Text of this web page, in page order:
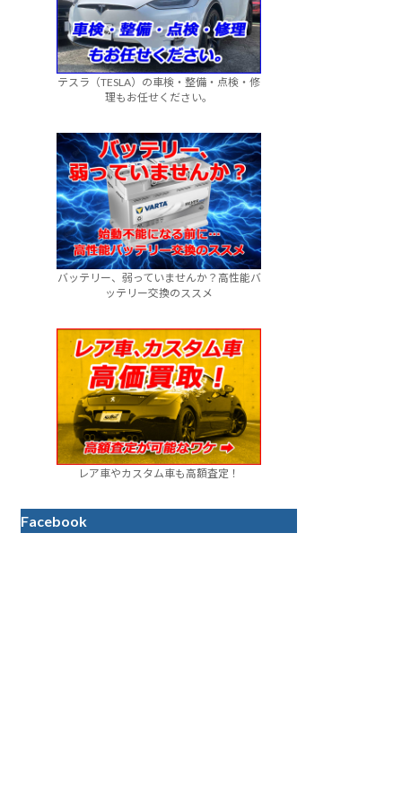
テスラ（TESLA）の車検・整備・点検・修
理もお任せください。
バッテリー、弱っていませんか？高性能バ
ッテリー交換のススメ
レア車やカスタム車も高額査定！
Facebook